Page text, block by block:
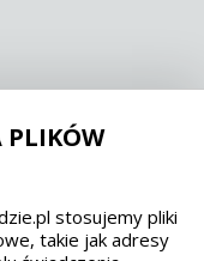
oraz W3C
PLIKÓW
stosujemy pliki
takie jak adresy